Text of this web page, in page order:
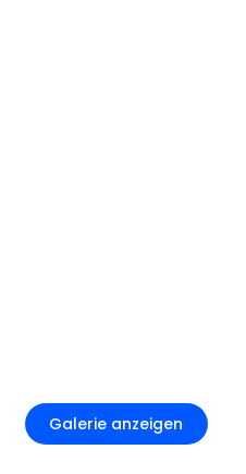
Galerie anzeigen